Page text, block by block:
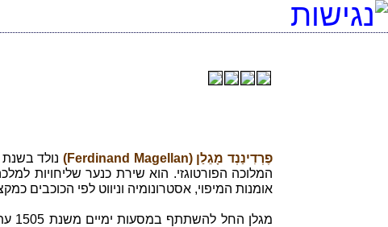
פֶרְדִינַנְד מָגֵלַן (Ferdinand Magellan)
המלוכה הפורטוגזי. הוא שירת כנער שליחויות
אומנות המיפוי, אסטרונומיה וניווט לפי הכוכבים